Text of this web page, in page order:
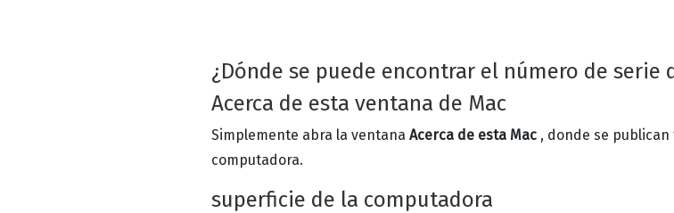
¿Dónde se puede encontrar el número de serie
Acerca de esta ventana de Mac
Simplemente abra la ventana Acerca de esta Mac , donde se
computadora.
superficie de la computadora